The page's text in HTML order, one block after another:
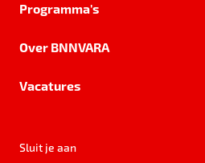
Programma's
Over BNNVARA
Vacatures
Sluit je aan